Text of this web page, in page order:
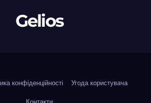
Gelios
конфіденційності Угода користувача